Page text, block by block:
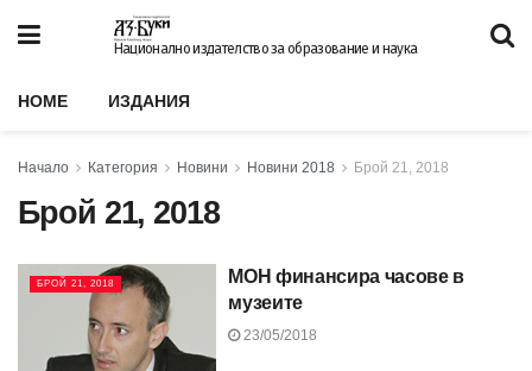
Национално издателство за образование и наука
HOME ИЗДАНИЯ
Начало Категория Новини Новини 2018 Брой 21, 2018
Брой 21, 2018
БРОЙ 21, 2018
МОН финансира часове в
музеите
23/05/2018